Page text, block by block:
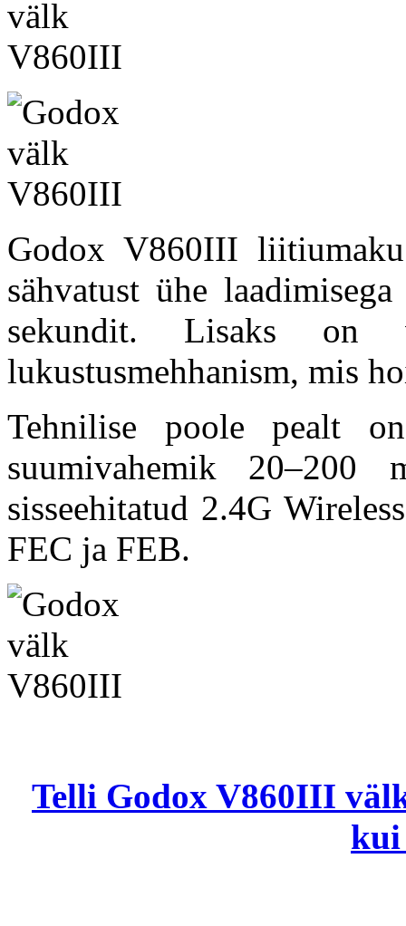
Godox V860III
sähvatust ühe
sekundit. Lisaks on
lukustusmehhanism, mis
Tehnilise poole pealt
suumivahemik
sisseehitatud 2.4G
FEC ja FEB.
Telli Godox V860III